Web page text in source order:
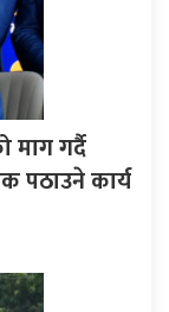
माग गर्दै
पठाउने कार्य